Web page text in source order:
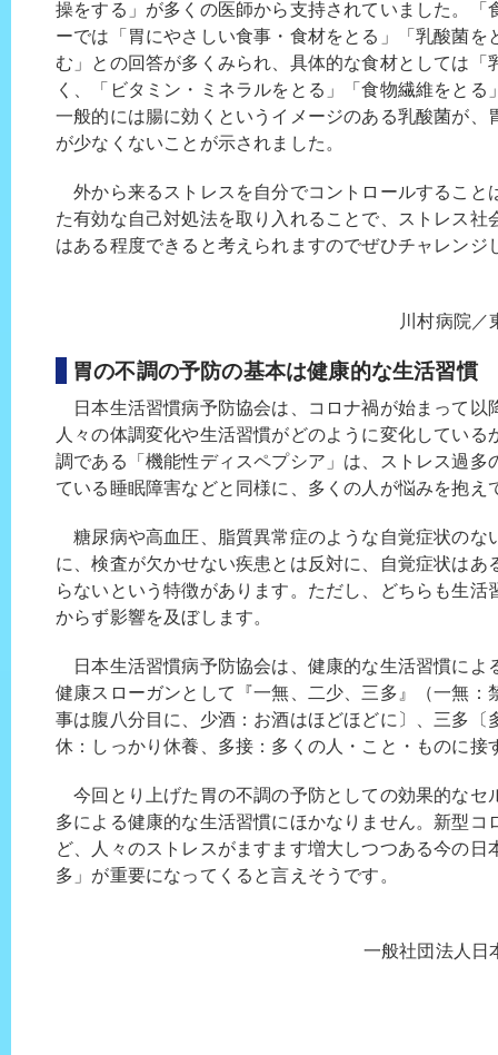
操をする」が多くの医師から支持されていました。「
ーでは「胃にやさしい食事・食材をとる」「乳酸菌を
む」との回答が多くみられ、具体的な食材としては「
く、「ビタミン・ミネラルをとる」「食物繊維をとる
一般的には腸に効くというイメージのある乳酸菌が、
が少なくないことが示されました。
外から来るストレスを自分でコントロールすること
た有効な自己対処法を取り入れることで、ストレス社
はある程度できると考えられますのでぜひチャレンジ
川村病院／
胃の不調の予防の基本は健康的な生活習慣
日本生活習慣病予防協会は、コロナ禍が始まって以
人々の体調変化や生活習慣がどのように変化している
調である「機能性ディスペプシア」は、ストレス過多
ている睡眠障害などと同様に、多くの人が悩みを抱え
糖尿病や高血圧、脂質異常症のような自覚症状のな
に、検査が欠かせない疾患とは反対に、自覚症状はあ
らないという特徴があります。ただし、どちらも生活
からず影響を及ぼします。
日本生活習慣病予防協会は、健康的な生活習慣によ
健康スローガンとして『一無、二少、三多』（一無：
事は腹八分目に、少酒：お酒はほどほどに〕、三多〔
休：しっかり休養、多接：多くの人・こと・ものに接
今回とり上げた胃の不調の予防としての効果的なセ
多による健康的な生活習慣にほかなりません。新型コ
ど、人々のストレスがますます増大しつつある今の日
多」が重要になってくると言えそうです。
一般社団法人日